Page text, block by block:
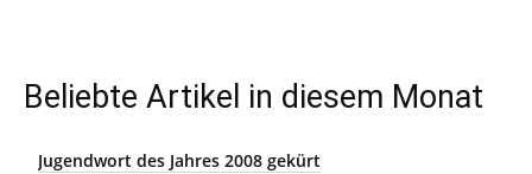
Beliebte Artikel in diesem Monat
Jugendwort des Jahres 2008 gekürt